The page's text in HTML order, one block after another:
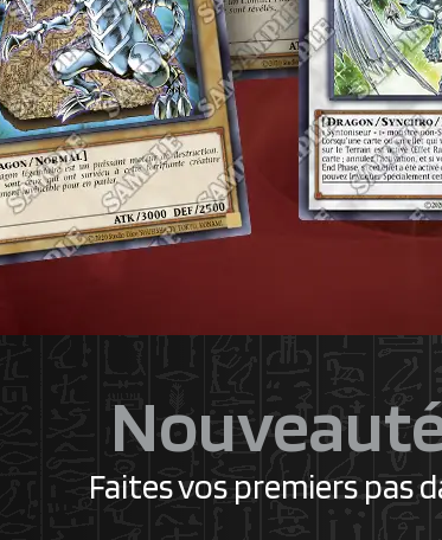
Faites vos premiers pas